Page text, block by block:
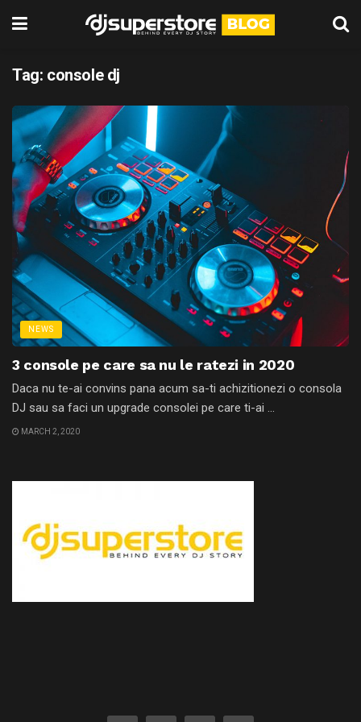
Tag: console dj
NEWS
3 console pe care sa nu le ratezi in 2020
Daca nu te-ai convins pana acum sa-ti achizitionezi o consola
DJ sau sa faci un upgrade consolei pe care ti-ai ...
MARCH 2, 2020